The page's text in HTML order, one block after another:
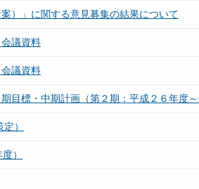
）」に関する意見募集の結果について
議資料
議資料
目標・中期計画（第２期：平成２６年度～
）
）